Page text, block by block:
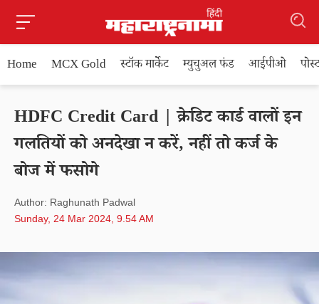
Home MCX Gold स्टॉक मार्केट म्युचुअल फंड आईपीओ
HDFC Credit Card | क्रेडिट कार्ड वालों इन
गलतियों को अनदेखा न करें, नहीं तो कर्ज के
बोज में फसोगे
Author: Raghunath Padwal
Sunday, 24 Mar 2024, 9.54 AM